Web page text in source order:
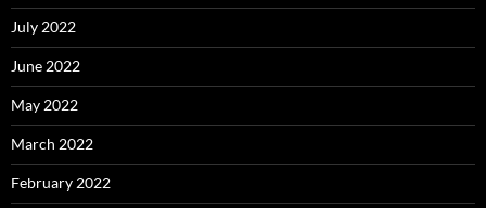
July 2022
June 2022
May 2022
March 2022
February 2022